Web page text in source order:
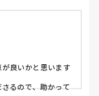
良いかと思います
るので、助かって